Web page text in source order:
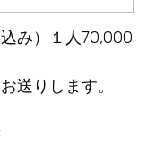
み）１人70,000
送りします。